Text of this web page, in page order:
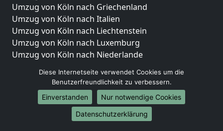
Umzug von Köln nach Griechenland
Umzug von Köln nach Italien
Umzug von Köln nach Liechtenstein
Umzug von Köln nach Luxemburg
Umzug von Köln nach Niederlande
Umzüge-Deutschlandweit
Umzug von Köln nach Berlin
Umzug von Köln nach Hamburg
Diese Internetseite verwendet Cookies um die
Benutzerfreundlichkeit zu verbessern.
Einverstanden
Nur notwendige Cookies
Datenschutzerklärung